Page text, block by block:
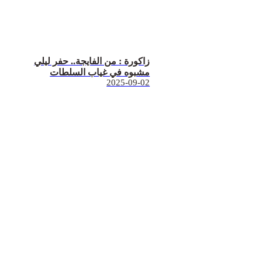
زاكورة : من الفايجة.. حفر ليلي
مشبوه في غياب السلطات
2025-09-02